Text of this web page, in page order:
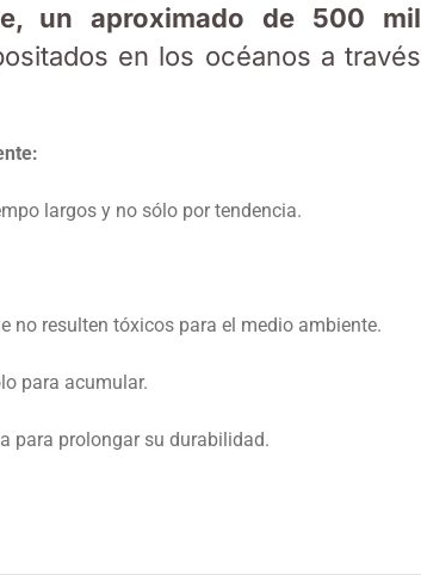
un aproximado de 500 mil
en los océanos a través
largos y no sólo por tendencia.
no resulten tóxicos para el medio ambiente.
para acumular.
para prolongar su durabilidad.